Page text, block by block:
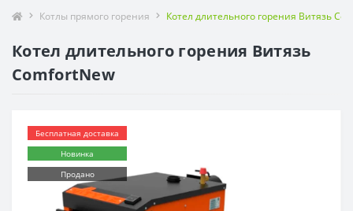
Котлы прямого горения Котел длительного горения Витязь
Котел длительного горения Витязь
ComfortNew
Бесплатная доставка
Новинка
Продано